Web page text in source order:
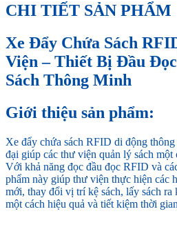
CHI TIẾT SẢN PHẨM
Xe Đẩy Chứa Sách
Viện – Thiết Bị Đầu
Sách Thông Minh
Giới thiệu sản phẩm:
Xe đẩy chứa sách RFID di động
đại giúp các thư viện quản lý sách
Với khả năng đọc đầu đọc RFID và
phẩm này giúp thư viện thực hiện các
mới, thay đổi vị trí kệ sách, lấy sách
một cách hiệu quả và tiết kiệm thời